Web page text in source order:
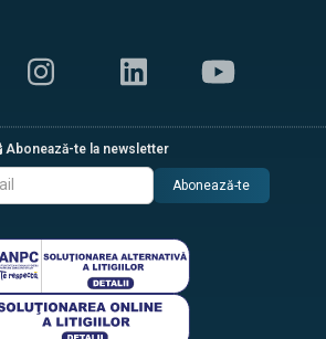
Abonează-te la newsletter
Abonează-te